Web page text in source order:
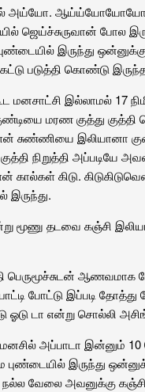
அய்யோ. ஆய்ய்யோயோயோ.
ஜெய்ச்சுருவான் போல
இருந்து ஒன்னுக்கு
படுத்தி கொண்டு
இல்லாமல் 17
மரண குத்து
என் சுண்ணியை இலியானா
நிறுத்தி அப்படியே
கால்கள் கிடு.
இருந்து.
மூணு தடவை கஞ்சி
பெருமூச்சுடன் ஆணவமாக
போட்டு இப்படி
ஓடு டா என்று சொல்லி
அப்பாடா இன்னும் 10
புண்டையில் இருந்து
வேலை அவனுக்கு கஞ்சி